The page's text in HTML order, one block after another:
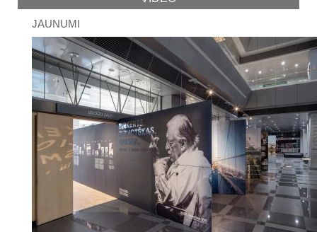
JAUNUMI